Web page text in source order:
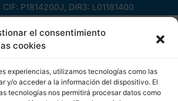
el consentimiento
cookies
experiencias, utilizamos tecnologías como las
y/o acceder a la información del dispositivo. El
tecnologías nos permitirá procesar datos como
CIF: P1814200J, DIR3: L01181400